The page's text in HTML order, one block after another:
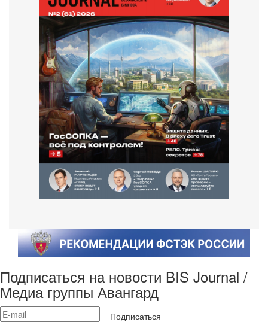
Подписаться на новости BIS Journal /
Медиа группы Авангард
Подписаться